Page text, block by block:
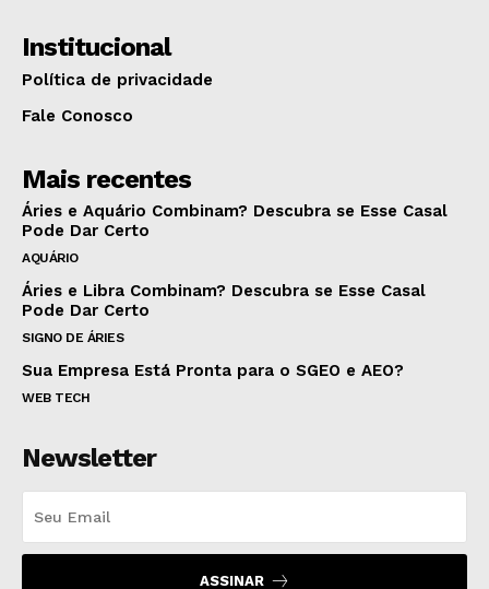
Institucional
Política de privacidade
Fale Conosco
Mais recentes
Áries e Aquário Combinam? Descubra se Esse Casal
Pode Dar Certo
AQUÁRIO
Áries e Libra Combinam? Descubra se Esse Casal
Pode Dar Certo
SIGNO DE ÁRIES
Sua Empresa Está Pronta para o SGEO e AEO?
WEB TECH
Newsletter
ASSINAR